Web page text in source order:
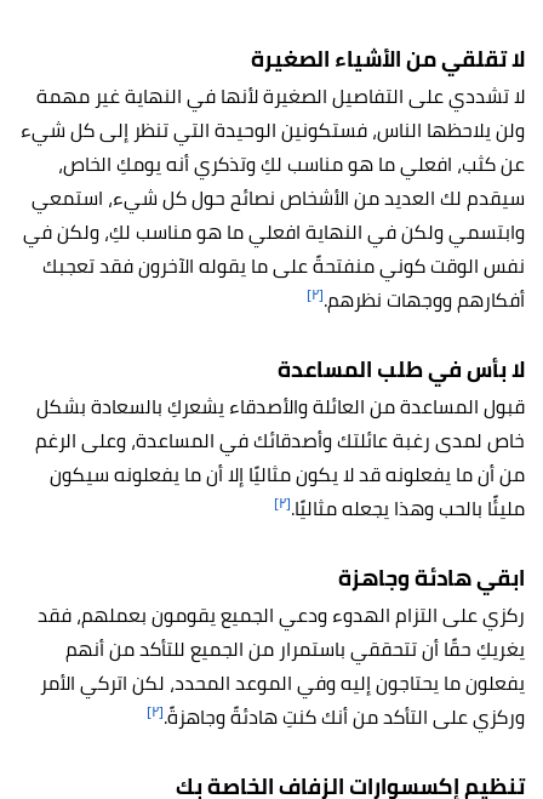
لا تقلقي من الأشياء الصغيرة
لا تشددي على التفاصيل الصغيرة لأنها في النهاية غير مهمة
ولن يلاحظها الناس، فستكونين الوحيدة التي تنظر إلى كل شيء
عن كثب، افعلي ما هو مناسب لكِ وتذكري أنه يومكِ الخاص،
سيقدم لك العديد من الأشخاص نصائح حول كل شيء، استمعي
وابتسمي ولكن في النهاية افعلي ما هو مناسب لكِ، ولكن في
نفس الوقت كوني منفتحةً على ما يقوله الآخرون فقد تعجبك
أفكارهم ووجهات نظرهم.[٢]
لا بأس في طلب المساعدة
قبول المساعدة من العائلة والأصدقاء يشعركِ بالسعادة بشكل
خاص لمدى رغبة عائلتك وأصدقائك في المساعدة، وعلى الرغم
من أن ما يفعلونه قد لا يكون مثاليًا إلا أن ما يفعلونه سيكون
مليئًا بالحب وهذا يجعله مثاليًا.[٢]
ابقي هادئة وجاهزة
ركزي على التزام الهدوء ودعي الجميع يقومون بعملهم، فقد
يغريكِ حقًا أن تتحققي باستمرار من الجميع للتأكد من أنهم
يفعلون ما يحتاجون إليه وفي الموعد المحدد، لكن اتركي الأمر
وركزي على التأكد من أنك كنتِ هادئةً وجاهزةً.[٢]
تنظيم إكسسوارات الزفاف الخاصة بك